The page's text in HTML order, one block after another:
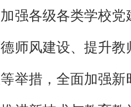
强各级各类学校
师风建设、提升
举措，全面加强